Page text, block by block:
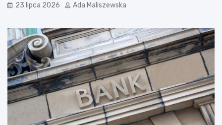
23 lipca 2026 Ada Maliszewska